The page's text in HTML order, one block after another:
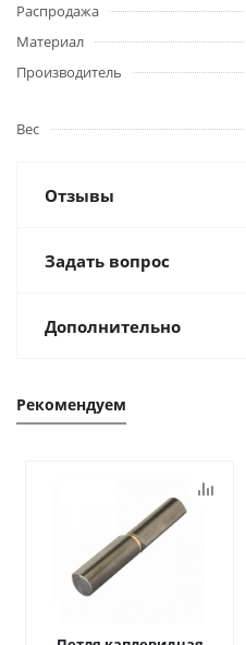
Распродажа
Материал
Производитель
Вес
Отзывы
Задать вопрос
Дополнительно
Рекомендуем